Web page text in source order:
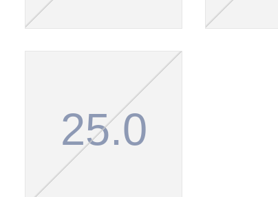
25.0